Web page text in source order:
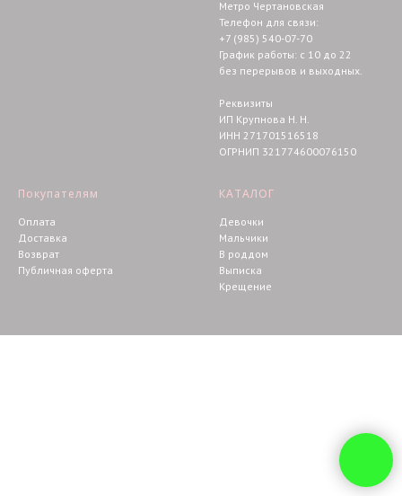
Метро Чертановская
Телефон для связи:
+7 (985) 540-07-70
График работы: с 10 до 22
без перерывов и выходных.
Реквизиты
ИП Крупнова Н. Н.
ИНН 271701516518
ОГРНИП 321774600076150
Покупателям
Оплата
Доставка
Возврат
Публичная оферта
КАТАЛОГ
Девочки
Мальчики
В роддом
Выписка
Крещение